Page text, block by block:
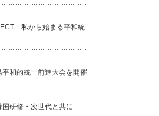
私から始まる平和統
和的統一前進大会を開催
研修・次世代と共に